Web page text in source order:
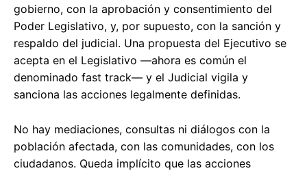
gobierno, con la aprobación y consentimiento del
Poder Legislativo, y, por supuesto, con la sanción y
respaldo del judicial. Una propuesta del Ejecutivo se
acepta en el Legislativo —ahora es común el
denominado fast track— y el Judicial vigila y
sanciona las acciones legalmente definidas.
No hay mediaciones, consultas ni diálogos con la
población afectada, con las comunidades, con los
ciudadanos. Queda implícito que las acciones